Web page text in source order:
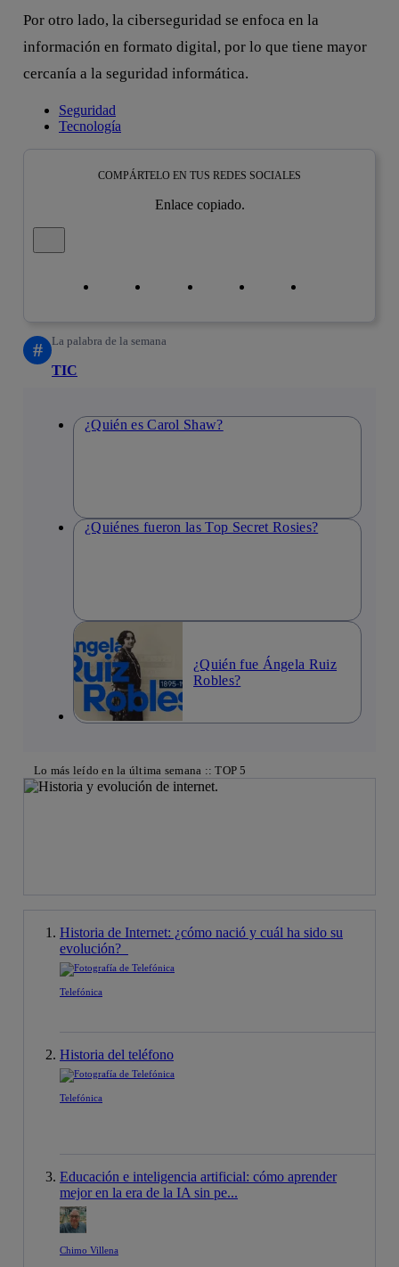
Por otro lado, la ciberseguridad se enfoca en la
información en formato digital, por lo que tiene mayor
cercanía a la seguridad informática.
Seguridad
Tecnología
COMPÁRTELO EN TUS REDES SOCIALES
Enlace copiado.
# La palabra de la semana
TIC
¿Quién es Carol Shaw?
¿Quiénes fueron las Top Secret Rosies?
¿Quién fue Ángela Ruiz
Robles?
Lo más leído en la última semana :: TOP 5
Historia de Internet: ¿cómo nació y cuál ha sido su
evolución?
Telefónica
Historia del teléfono
Telefónica
Educación e inteligencia artificial: cómo aprender
mejor en la era de la IA sin pe...
Chimo Villena